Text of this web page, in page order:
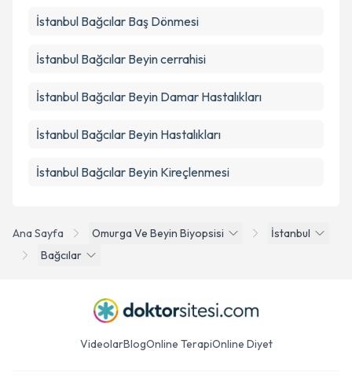
Ana Sayfa Omurga Ve Beyin Biyopsisi
İstanbul
Bağcılar
İstanbul Bağcılar Baş Dönmesi
İstanbul Bağcılar Beyin cerrahisi
İstanbul Bağcılar Beyin Damar Hastalıkları
İstanbul Bağcılar Beyin Hastalıkları
İstanbul Bağcılar Beyin Kireçlenmesi
VideolarBlogOnline TerapiOnline Diyet